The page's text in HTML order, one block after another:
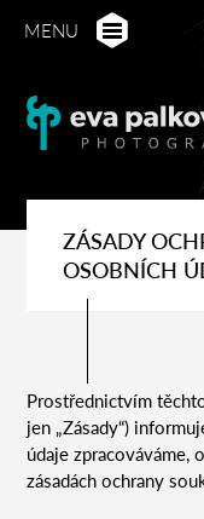
MENU
ZÁSADY
OSOBNÍCH
Prostřednictvím
jen „Zásady“)
údaje zpracováváme,
zásadách ochrany